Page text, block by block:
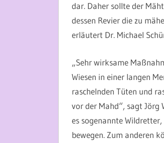
dar. Daher sollte der
dessen Revier die zu
erläutert Dr. Michael
„Sehr wirksame
Wiesen in einer langen
raschelnden Tüten und
vor der Mahd“, sagt Jörg
es sogenannte
bewegen. Zum anderen